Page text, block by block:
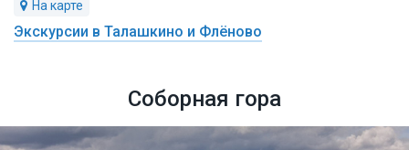
Экскурсии в Талашкино и Флёново
Соборная гора